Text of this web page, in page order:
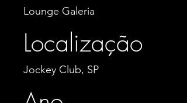
Lounge Galeria
Localização
Jockey Club, SP